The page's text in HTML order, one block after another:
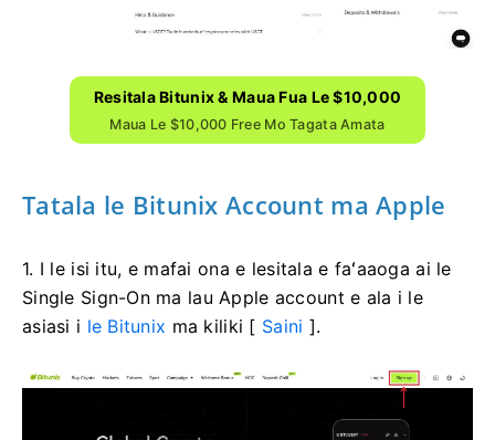
Resitala Bitunix & Maua Fua Le $10,000
Maua Le $10,000 Free Mo Tagata Amata
Tatala le Bitunix Account ma Apple
1. I le isi itu, e mafai ona e lesitala e faʻaaoga ai le
Single Sign-On ma lau Apple account e ala i le
asiasi i le Bitunix ma kiliki [ Saini ].